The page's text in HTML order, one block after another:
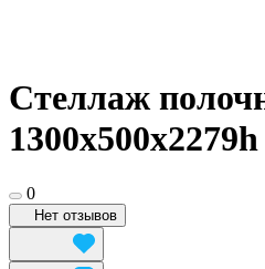
Стеллаж
0
Нет отзывов